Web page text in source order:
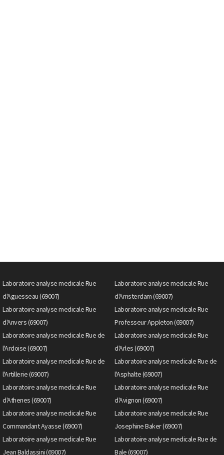
Laboratoire analyse medicale Rue
d'Aguesseau (69007)
Laboratoire analyse medicale Rue
d'Amsterdam (69007)
Laboratoire analyse medicale Rue
d'Anvers (69007)
Laboratoire analyse medicale Rue
Professeur Appleton (69007)
Laboratoire analyse medicale Rue de
l'Ardoise (69007)
Laboratoire analyse medicale Rue
d'Arles (69007)
Laboratoire analyse medicale Rue de
l'Artillerie (69007)
Laboratoire analyse medicale Rue de
l'Asphalte (69007)
Laboratoire analyse medicale Rue
d'Athenes (69007)
Laboratoire analyse medicale Rue
d'Avignon (69007)
Laboratoire analyse medicale Rue
Commandant Ayasse (69007)
Laboratoire analyse medicale Rue
Josephine Baker (69007)
Laboratoire analyse medicale Rue
Jean Baldassini (69007)
Laboratoire analyse medicale Rue de
Bale (69007)